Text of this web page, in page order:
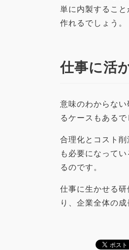
単に内製するこ
作れるでしょう。
仕事に活
意味のわからな
るケースもあるで
合理化とコスト
も必要になって
るのです。
仕事に生かせる
り、企業全体の